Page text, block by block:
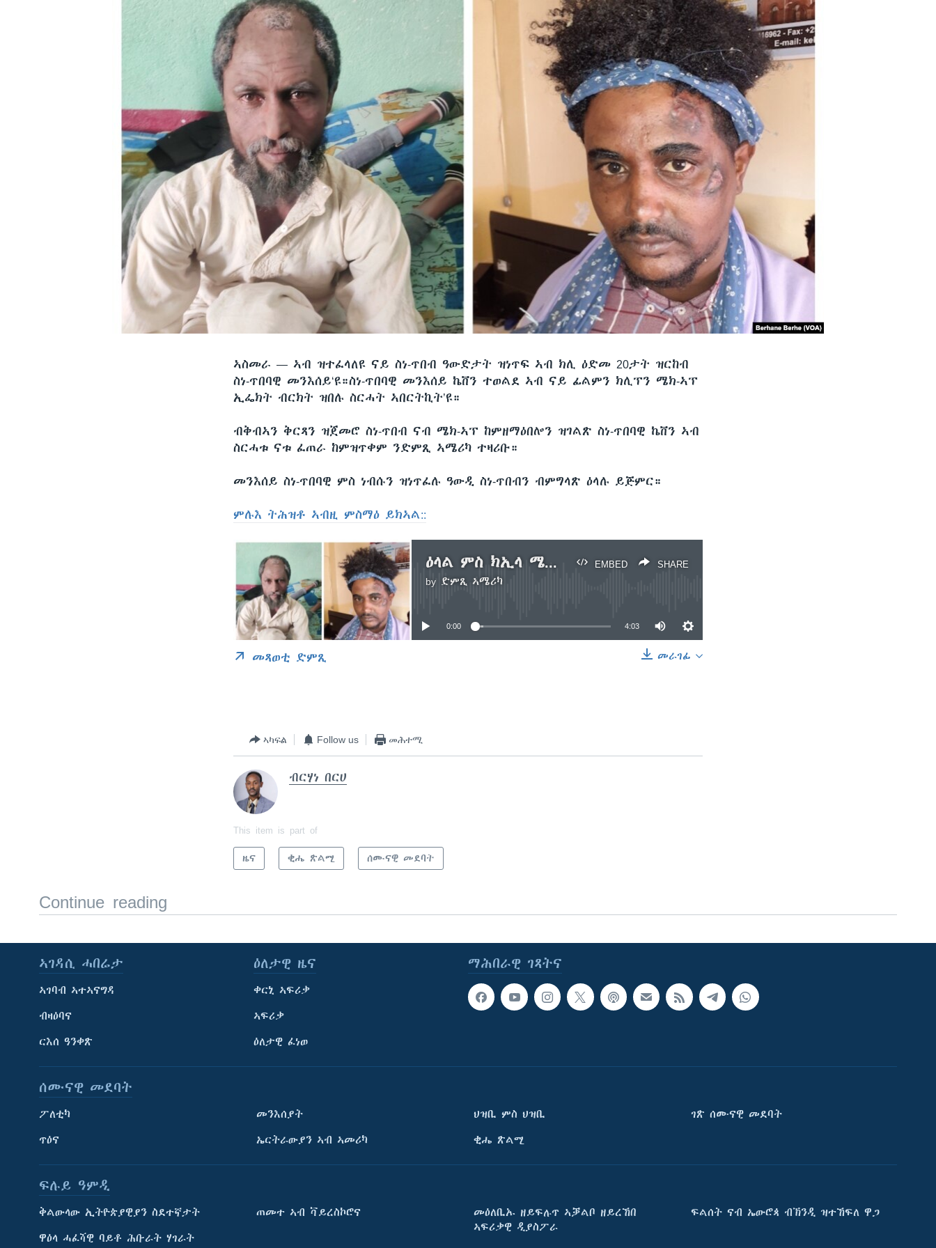
ትምህርቲ እንግሊዝኛ
ማሕበራዊ ገጻትና
ኣስመራ — ኣብ ዝተፈላለዩ ናይ ስነ-ጥበብ ዓውድታት ዝነጥፍ ኣብ ክሊ ዕድመ 20ታት ዝርከብ
ስነ-ጥበባዊ መንእሰይ‘ዩ።ስነ-ጥበባዊ መንእሰይ ኬቨን ተወልደ ኣብ ናይ ፊልምን ክሊፕን ሜክ-ኣፕ
ኢፌክት ብርክት ዝበሉ ስርሓት ኣበርትኪት’ዩ።
ብቅብኣን ቅርጻን ዝጀመሮ ስነ-ጥበብ ናብ ሜክ-ኣፕ ከምዘማዕበሎን ዝገልጽ ስነ-ጥበባዊ ኬቨን ኣብ
ስርሓቱ ናቱ ፈጠራ ከምዝጥቀም ንድምጺ ኣሜሪካ ተዛሪቡ።
መንእሰይ ስነ-ጥበባዊ ምስ ነብሱን ዝነጥፈሉ ዓውዲ ስነ-ጥበብን ብምግላጽ ዕላሉ ይጅምር።
ምሉእ ትሕዝቶ ኣብዚ ምስማዕ ይክኣል::
EMBED SHARE
ዕላል ምስ ክኢላ ሜክ ኣፕ ኢፌክት መንእሰይ ኬቨን ተወልደ
by ድምጺ ኣሜሪካ
No media source currently available
0:00 4:03
መራገፊ
መጻወቲ ድምጺ
ኣካፍል Follow us መሕተሚ
ብርሃነ በርሀ
This item is part of
ዜና ቂሔ ጽልሚ ሰሙናዊ መደባት
Continue reading
ማሕበራዊ ገጻትና
ኣገዳሲ ሓበሬታ
ኣገባብ ኣተኣናግዳ
ብዛዕባና
ርእሰ ዓንቀጽ
ዕለታዊ ዜና
ቀርኒ ኣፍሪቃ
ኣፍሪቃ
ዕለታዊ ፈነወ
ሰሙናዊ መደባት
ፖለቲካ
ጥዕና
መንእሰያት
ኤርትራውያን ኣብ ኣመሪካ
ህዝቢ ምስ ህዝቢ
ቂሔ ጽልሚ
ገጽ ሰሙናዊ መደባት
ፍሉይ ዓምዲ
ቅልውላው ኢትዮጵያዊያን ስደተኛታት
ዋዕላ ሓፈሻዊ ባይቶ ሕቡራት ሃገራት
ጠመተ ኣብ ቫይረስኮሮና
መዕለቢኡ ዘይፍሉጥ ኣቓልቦ ዘይረኸበ
ኣፍሪቃዊ ዲያስፖራ
ፍልሰት ናብ ኤውሮጳ ብኽንዲ ዝተኸፍለ ዋጋ